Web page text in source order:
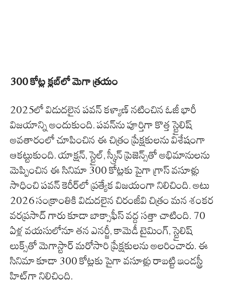
300 కోట్ల క్లబ్‌లో మెగా త్రయం
2025లో విడుదలైన పవన్ కళ్యాణ్ నటించిన ఓజీ భారీ
విజయాన్ని అందుకుంది. పవన్‌ను పూర్తిగా కొత్త స్టైలిష్
అవతారంలో చూపించిన ఈ చిత్రం ప్రేక్షకులను విశేషంగా
ఆకట్టుకుంది. యాక్షన్, స్టైల్, స్క్రీన్ ప్రెజెన్స్‌తో అభిమానులను
మెప్పించిన ఈ సినిమా 300 కోట్లకు పైగా గ్రాస్ వసూళ్లు
సాధించి పవన్ కెరీర్‌లో ప్రత్యేక విజయంగా నిలిచింది. అటు
2026 సంక్రాంతికి విడుదలైన చిరంజీవి చిత్రం మన శంకర
వరప్రసాద్ గారు కూడా బాక్సాఫీస్ వద్ద సత్తా చాటింది. 70
ఏళ్ల వయసులోనూ తన ఎనర్జీ, కామెడీ టైమింగ్, స్టైలిష్
లుక్స్‌తో మెగాస్టార్ మరోసారి ప్రేక్షకులను అలరించారు. ఈ
సినిమా కూడా 300 కోట్లకు పైగా వసూళ్లు రాబట్టి ఇండస్ట్రీ
హిట్‌గా నిలిచింది.